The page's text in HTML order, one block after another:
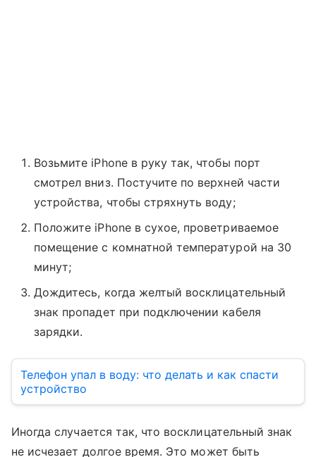
Возьмите iPhone в руку так, чтобы порт
смотрел вниз. Постучите по верхней части
устройства, чтобы стряхнуть воду;
Положите iPhone в сухое, проветриваемое
помещение с комнатной температурой на 30
минут;
Дождитесь, когда желтый восклицательный
знак пропадет при подключении кабеля
зарядки.
Телефон упал в воду: что делать и как спасти
устройство
Иногда случается так, что восклицательный знак
не исчезает долгое время. Это может быть